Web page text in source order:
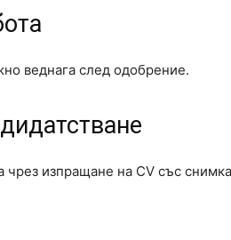
веднага след одобрение.
чрез изпращане на CV със